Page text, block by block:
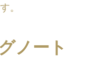
。
ノート